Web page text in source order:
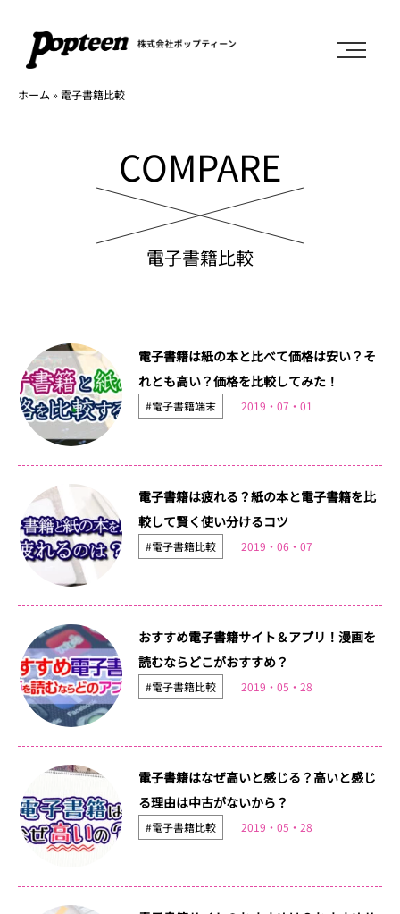
ホーム » 電子書籍比較
COMPARE
電子書籍比較
電子書籍は紙の本と比べて価格は安い？そ
れとも高い？価格を比較してみた！
#電子書籍端末 2019・07・01
電子書籍は疲れる？紙の本と電子書籍を比
較して賢く使い分けるコツ
#電子書籍比較 2019・06・07
おすすめ電子書籍サイト＆アプリ！漫画を
読むならどこがおすすめ？
#電子書籍比較 2019・05・28
電子書籍はなぜ高いと感じる？高いと感じ
る理由は中古がないから？
#電子書籍比較 2019・05・28